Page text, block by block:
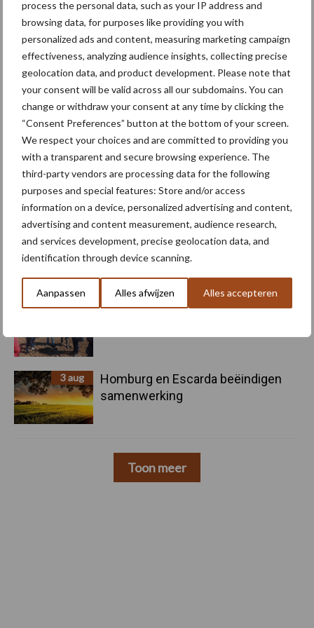
process the personal data, such as your IP address and
browsing data, for purposes like providing you with
personalized ads and content, measuring marketing campaign
effectiveness, analyzing audience insights, collecting precise
geolocation data, and product development. Please note that
your consent will be valid across all our subdomains. You can
change or withdraw your consent at any time by clicking the
“Consent Preferences” button at the bottom of your screen.
We respect your choices and are committed to providing you
with a transparent and secure browsing experience. The
third-party vendors are processing data for the following
purposes and special features: Store and/or access
information on a device, personalized advertising and content,
advertising and content measurement, audience research,
and services development, precise geolocation data, and
identification through device scanning.
Aanpassen Alles afwijzen Alles accepteren
Primaire
Sidebar
Recent nieuws Partner nieuws
6 aug
"Hoge verwachtingen van schijven
voor kouters"
5 aug
Oogst biologische aardappelen in
volle gang
5 aug
Nieuwe compacte gedragen
pootcombinatie van AVR
4 aug Bruggen bouwen naar Oost-Europa
3 aug
Homburg en Escarda beëindigen
samenwerking
Toon meer
Toon meer